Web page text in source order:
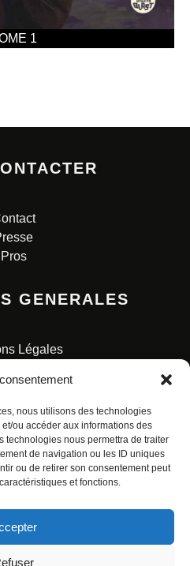
nous utilisons des technologies
ou accéder aux informations des
technologies nous permettra de traiter
de navigation ou les ID uniques
ou de retirer son consentement peut
et fonctions.
1
Pros
GENERALES
Légales
des données personnelles
URBAN COMICS POUR LES